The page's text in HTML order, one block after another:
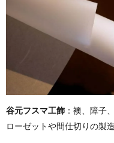
谷元フスマ工飾 ：襖、障子
ローゼットや間仕切りの製造